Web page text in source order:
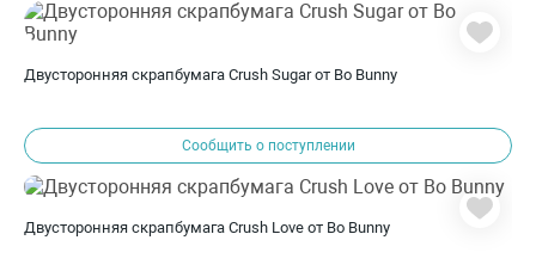
Двусторонняя скрапбумага Crush Sugar от Bo Bunny
Сообщить о поступлении
Двусторонняя скрапбумага Crush Love от Bo Bunny